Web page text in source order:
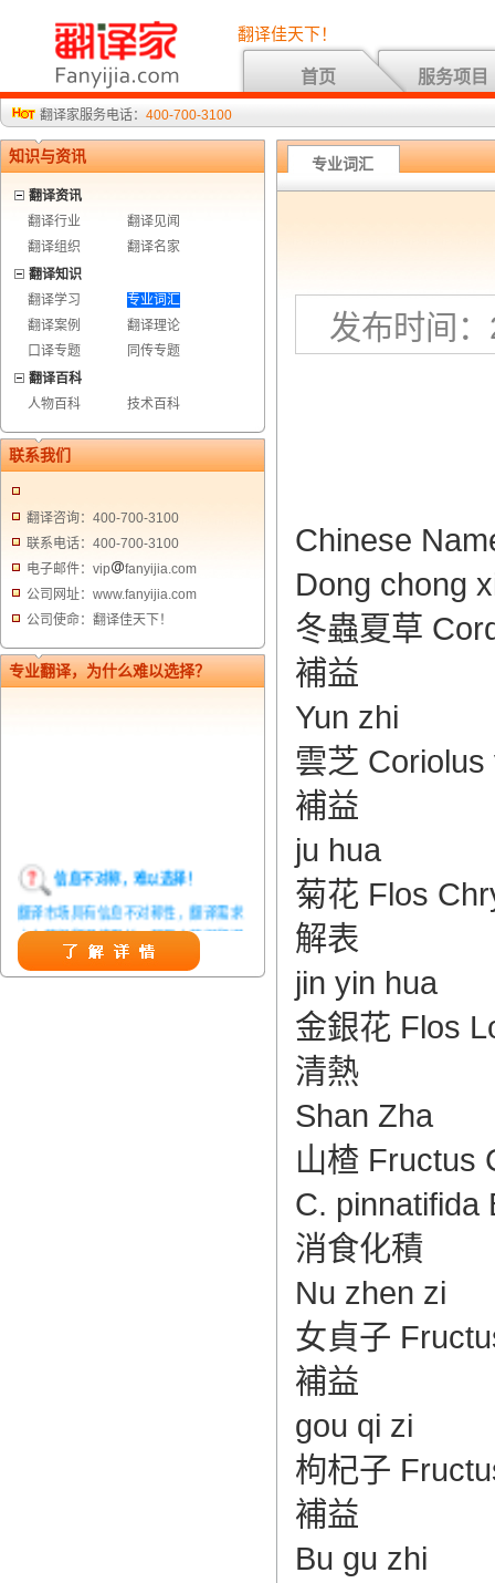
翻译佳天下！
首页 服务项目
翻译家服务电话： 400-700-3100
知识与资讯
翻译资讯
翻译行业
翻译见闻
翻译组织
翻译名家
翻译知识
翻译学习
专业词汇
翻译案例
翻译理论
口译专题
同传专题
翻译百科
人物百科
技术百科
联系我们
翻译咨询：400-700-3100
联系电话：400-700-3100
电子邮件：vip
fanyijia.com
公司网址：www.fanyijia.com
公司使命：翻译佳天下！
专业翻译，为什么难以选择？
信息不对称，难以选择！
翻译市场具有信息不对称性，翻译需求
方在获得翻译结果前，甚至在获得翻译
结果后，都无法准确判定翻译质量。从
而给劣质翻译者提供了一定生存条件，
专业词汇
发布时间
Chinese
Dong chong
冬蟲夏草
補益
Yun zhi
雲芝
補益
ju hua
菊花 Flos
解表
jin yin hua
金銀花 Flos
清熱
Shan Zha
山楂 Fructus
C. pinnatifida
消食化積
Nu zhen zi
女貞子
補益
gou qi zi
枸杞子
補益
Bu gu zhi